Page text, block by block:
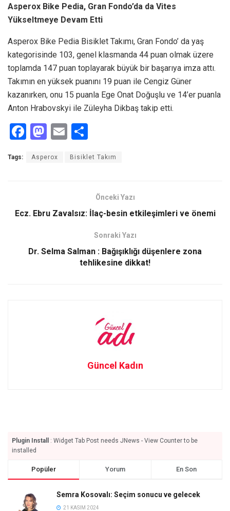
Asperox Bike Pedia, Gran Fondo’da da Vites
Yükseltmeye Devam Etti
Asperox Bike Pedia Bisiklet Takımı, Gran Fondo’ da yaş
kategorisinde 103, genel klasmanda 44 puan olmak üzere
toplamda 147 puan toplayarak büyük bir başarıya imza attı.
Takımın en yüksek puanını 19 puan ile Cengiz Güner
kazanırken, onu 15 puanla Ege Onat Doğuşlu ve 14’er puanla
Anton Hrabovskyi ile Züleyha Dikbaş takip etti.
F
ce
o
M
st
o
E
ail ar
Tags: Asperox Bisiklet Takım
Önceki Yazı
Ecz. Ebru Zavalsız: İlaç-besin etkileşimleri ve önemi
Sonraki Yazı
Dr. Selma Salman : Bağışıklığı düşenlere zona
tehlikesine dikkat!
Güncel Kadın
Plugin Install
: Widget Tab Post needs JNews - View Counter to be
installed
Popüler Yorum En Son
Semra Kosovalı: Seçim sonucu ve gelecek
21 KASIM 2024